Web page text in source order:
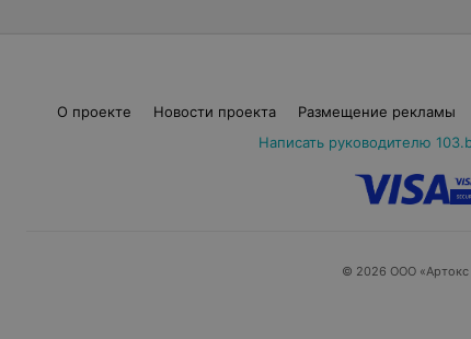
О проекте Новости проекта Размещение рекламы
Написать руководителю
© 2026 ООО «Артокс